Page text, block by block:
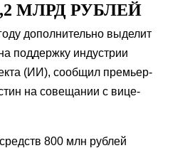
МЛРД РУБЛЕЙ
дополнительно выделит
поддержку индустрии
(ИИ), сообщил премьер-
на совещании с вице-
800 млн рублей